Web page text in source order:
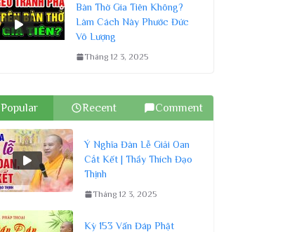
Bàn Thờ Gia Tiên Không?
Làm Cách Này Phước Đức
Vô Lượng
Tháng 12 3, 2025
Popular Recent Comment
Ý Nghĩa Đàn Lễ Giải Oan
Cắt Kết | Thầy Thích Đạo
Thịnh
Tháng 12 3, 2025
Kỳ 153 Vấn Đáp Phật